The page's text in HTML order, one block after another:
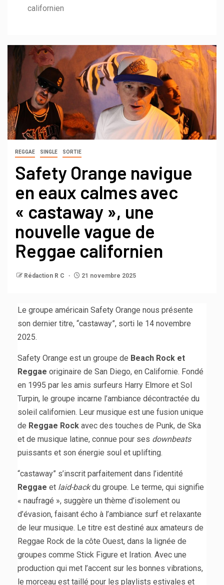
californien
REGGAE SINGLE SORTIE
Safety Orange navigue
en eaux calmes avec
« castaway », une
nouvelle vague de
Reggae californien
Rédaction R C 21 novembre 2025
Le groupe américain Safety Orange nous présente
son dernier titre, “castaway”, sorti le 14 novembre
2025.
Safety Orange est un groupe de Beach Rock et
Reggae originaire de San Diego, en Californie. Fondé
en 1995 par les amis surfeurs Harry Elmore et Sol
Turpin, le groupe incarne l’ambiance décontractée du
soleil californien. Leur musique est une fusion unique
de Reggae Rock avec des touches de Punk, de Ska
et de musique latine, connue pour ses downbeats
puissants et son énergie soul et uplifting.
“castaway” s’inscrit parfaitement dans l’identité
Reggae et laid-backdu groupe. Le terme, qui signifie
« naufragé », suggère un thème d’isolement ou
d’évasion, faisant écho à l’ambiance surf et relaxante
de leur musique. Le titre est destiné aux amateurs de
Reggae Rock de la côte Ouest, dans la lignée de
groupes comme Stick Figure et Iration. Avec une
production qui met l’accent sur les bonnes vibrations,
le morceau est taillé pour les playlists estivales et